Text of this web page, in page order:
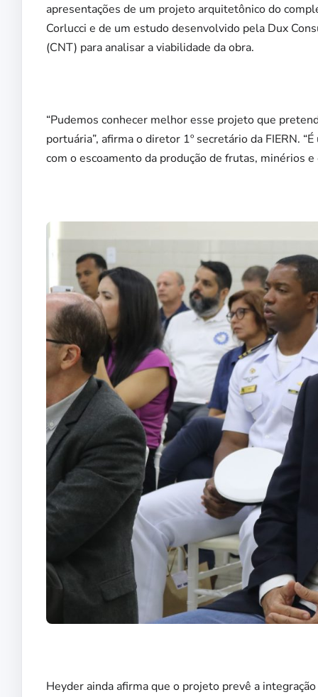
apresentações de um projeto arquitetônico do
Corlucci e de um estudo desenvolvido pela Dux
(CNT) para analisar a viabilidade da obra.
“Pudemos conhecer melhor esse projeto que
portuária”, afirma o diretor 1º secretário da FIERN.
com o escoamento da produção de frutas, minérios
Heyder ainda afirma que o projeto prevê a